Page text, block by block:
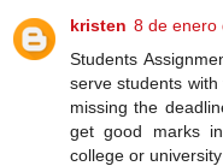
kristen 8 de enero
Students
serve students
missing the
get good marks
college or